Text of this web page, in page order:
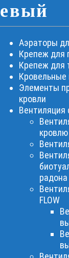
Аэраторы
Крепеж для
Крепеж для
Кровельные
Элементы
кровли
Вентиляция
кровлю
радона
FLOW